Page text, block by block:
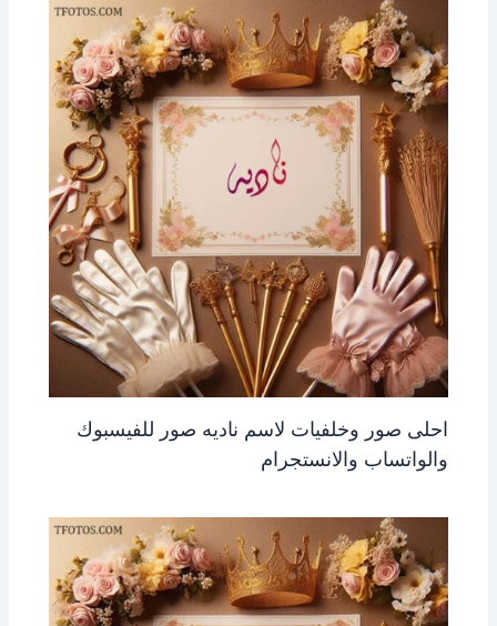
احلى صور وخلفيات لاسم ناديه صور للفيسبوك
والواتساب والانستجرام